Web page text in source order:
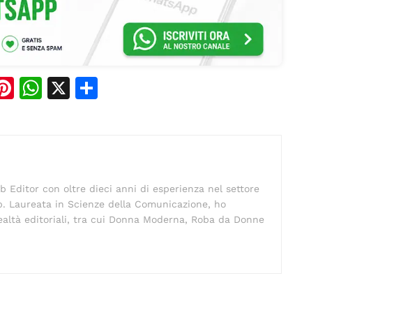
Pi
W
p
p
X
di
Editor con oltre dieci anni di esperienza nel settore
Laureata in Scienze della Comunicazione, ho
editoriali, tra cui Donna Moderna, Roba da Donne